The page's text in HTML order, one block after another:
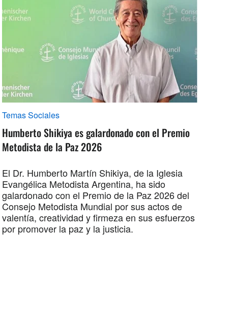
Temas Sociales
Humberto Shikiya es galardonado con el Premio
Metodista de la Paz 2026
El Dr. Humberto Martín Shikiya, de la Iglesia
Evangélica Metodista Argentina, ha sido
galardonado con el Premio de la Paz 2026 del
Consejo Metodista Mundial por sus actos de
valentía, creatividad y firmeza en sus esfuerzos
por promover la paz y la justicia.